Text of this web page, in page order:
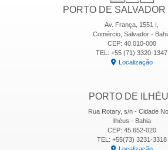
PORTO DE
Av. França, 1551 I,
Comércio, Salvador -
CEP: 40.010-000
TEL: +55 (71) 3320-1347
Localização
PORTO DE
Rua Rotary, s/n - Cidade
Ilhéus - Bahia
CEP: 45.652-020
TEL: +55(73) 3231-3318